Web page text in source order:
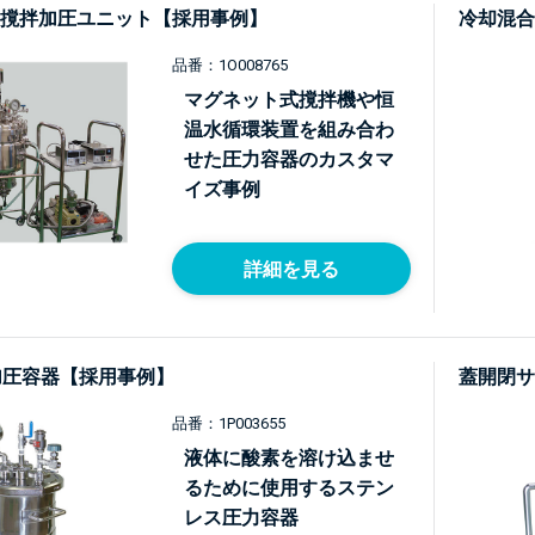
拌加圧ユニット【採用事例】
品番：1O008765
マグネット式撹拌機や恒
温水循環装置を組み合わ
せた圧力容器のカスタマ
イズ事例
詳細を見る
冷却混
容器【採用事例】
品番：1P003655
液体に酸素を溶け込ませ
るために使用するステン
レス圧力容器
蓋開閉